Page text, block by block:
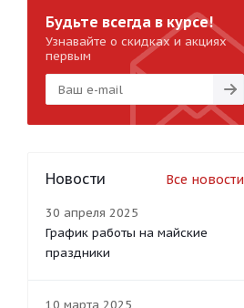
Будьте всегда в курсе!
Узнавайте о скидках и акциях
первым
Новости Все новости
30 апреля 2025
График работы на майские
праздники
10 марта 2025